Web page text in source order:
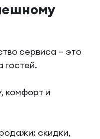
сервиса — это
гостей.
комфорт и
скидки,